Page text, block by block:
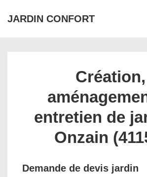
passer
JARDIN CONFORT
Création,
entretien de
Onzain
Demande de devis jardin